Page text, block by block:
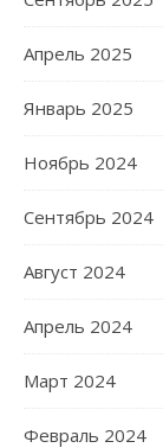
Апрель 2025
Январь 2025
Ноябрь 2024
Сентябрь 2024
Август 2024
Апрель 2024
Март 2024
Февраль 2024